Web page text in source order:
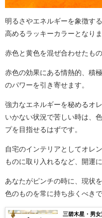
明るさやエネルギーを象徴す
高めるラッキーカラーとなりま
赤色と黄色を混ぜ合わせたも
赤色の効果にある情熱的、積
のパワーを引き寄せます。
強力なエネルギーを秘めるオ
いかない状況で苦しい時は、
プを目指せるはずです。
自宅のインテリアとしてオレ
ものに取り入れるなど、開運
あなたがピンチの時に、現状
色のものを常に持ち歩くべきで
三碧木星・男